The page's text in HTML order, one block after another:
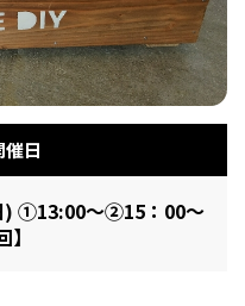
福島ローカルグル
メ
名所
リラ
ン
まつ毛サロン
生活を彩るモノ
も園 子どもの習い事・
塾
日
) ①13:00～②15：00～
】